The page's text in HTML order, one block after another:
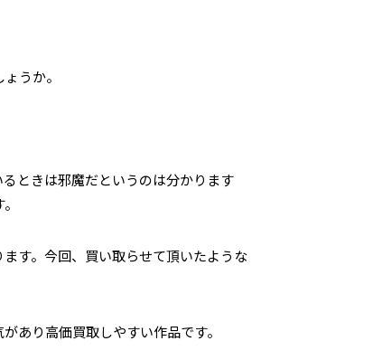
うか。
ときは邪魔だというのは分かります
す。今回、買い取らせて頂いたような
あり高価買取しやすい作品です。